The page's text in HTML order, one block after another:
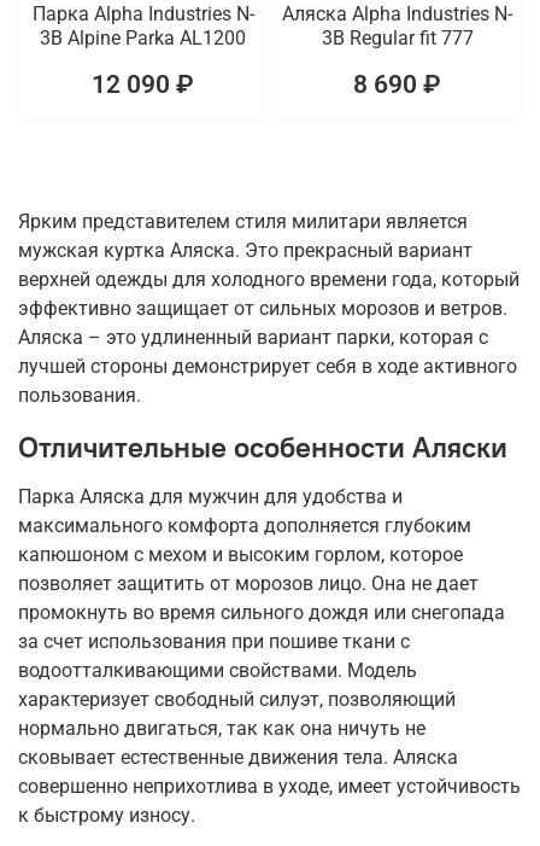
Парка Alpha Industries N-
3B Alpine Parka AL1200
12 090 ₽
Аляска Alpha Industries N-
3B Regular fit 777
8 690 ₽
Ярким представителем стиля милитари является
мужская куртка Аляска. Это прекрасный вариант
верхней одежды для холодного времени года, который
эффективно защищает от сильных морозов и ветров.
Аляска – это удлиненный вариант парки, которая с
лучшей стороны демонстрирует себя в ходе активного
пользования.
Отличительные особенности Аляски
Парка Аляска для мужчин для удобства и
максимального комфорта дополняется глубоким
капюшоном с мехом и высоким горлом, которое
позволяет защитить от морозов лицо. Она не дает
промокнуть во время сильного дождя или снегопада
за счет использования при пошиве ткани с
водоотталкивающими свойствами. Модель
характеризует свободный силуэт, позволяющий
нормально двигаться, так как она ничуть не
сковывает естественные движения тела. Аляска
совершенно неприхотлива в уходе, имеет устойчивость
к быстрому износу.